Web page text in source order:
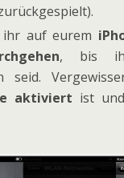
auf eurem
, bis
seid.
aktiviert ist